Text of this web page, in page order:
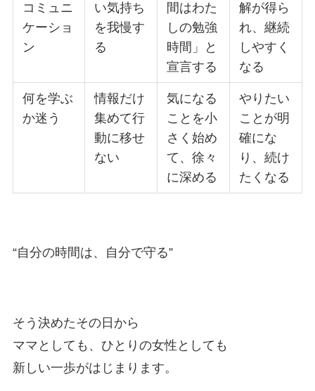
コミュニ
ケーショ
ン
い気持ち
を我慢す
る
間はわた
しの勉強
時間」と
宣言する
解が得ら
れ、継続
しやすく
なる
何を学ぶ
か迷う
情報だけ
集めて行
動に移せ
ない
気になる
ことを小
さく始め
て、徐々
に深める
やりたい
ことが明
確にな
り、続け
たくなる
“自分の時間は、自分で守る”
そう決めたその日から
ママとしても、ひとりの女性としても
新しい一歩がはじまります。